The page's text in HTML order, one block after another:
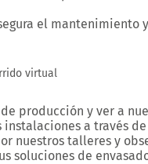
el mantenimiento
virtual
producción y ver a
a través
nuestros talleres y
soluciones de